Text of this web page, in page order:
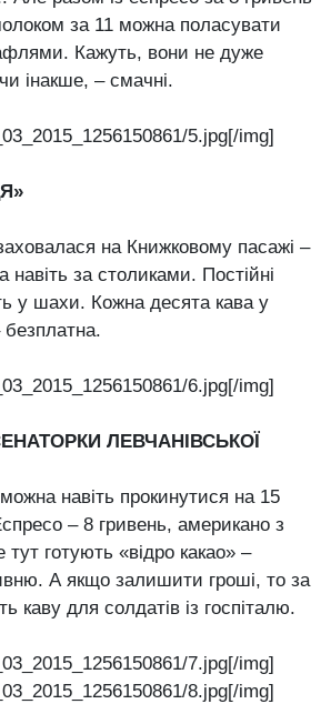
за 11 можна поласувати
Кажуть, вони не дуже
інакше, – смачні.
5.jpg[/img]
на Книжковому пасажі –
навіть за столиками. Постійні
у шахи. Кожна десята кава у
6.jpg[/img]
ЛЕВЧАНІВСЬКОЇ
навіть прокинутися на 15
– 8 гривень, американо з
готують «відро какао» –
А якщо залишити гроші, то за
каву для солдатів із госпіталю.
7.jpg[/img]
8.jpg[/img]